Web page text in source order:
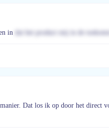
in dat het product mij in de
Dat los ik op door het direct